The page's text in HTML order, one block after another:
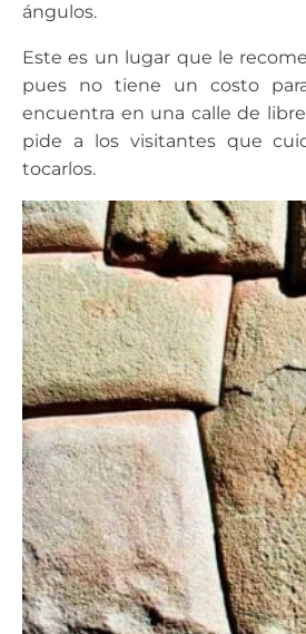
ángulos.
Este es un lugar que le
pues no tiene un costo
encuentra en una calle de
pide a los visitantes que
tocarlos.